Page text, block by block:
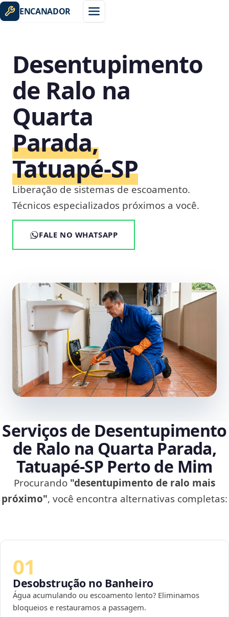
ENCANADOR
Desentupimento
de Ralo na
Quarta
Parada,
Tatuapé‑SP
Liberação de sistemas de escoamento.
Técnicos especializados próximos a você.
FALE NO WHATSAPP
Serviços de Desentupimento
de Ralo na Quarta Parada,
Tatuapé‑SP Perto de Mim
Procurando "desentupimento de ralo mais
próximo", você encontra alternativas completas:
01
Desobstrução no Banheiro
Água acumulando ou escoamento lento? Eliminamos
bloqueios e restauramos a passagem.